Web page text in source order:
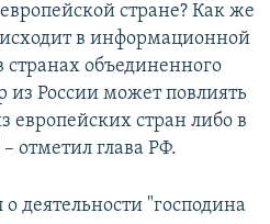
стране? Как же
в информационной
странах объединенного
из России может повлиять
европейских стран либо в
отметил глава РФ.
деятельности "господина